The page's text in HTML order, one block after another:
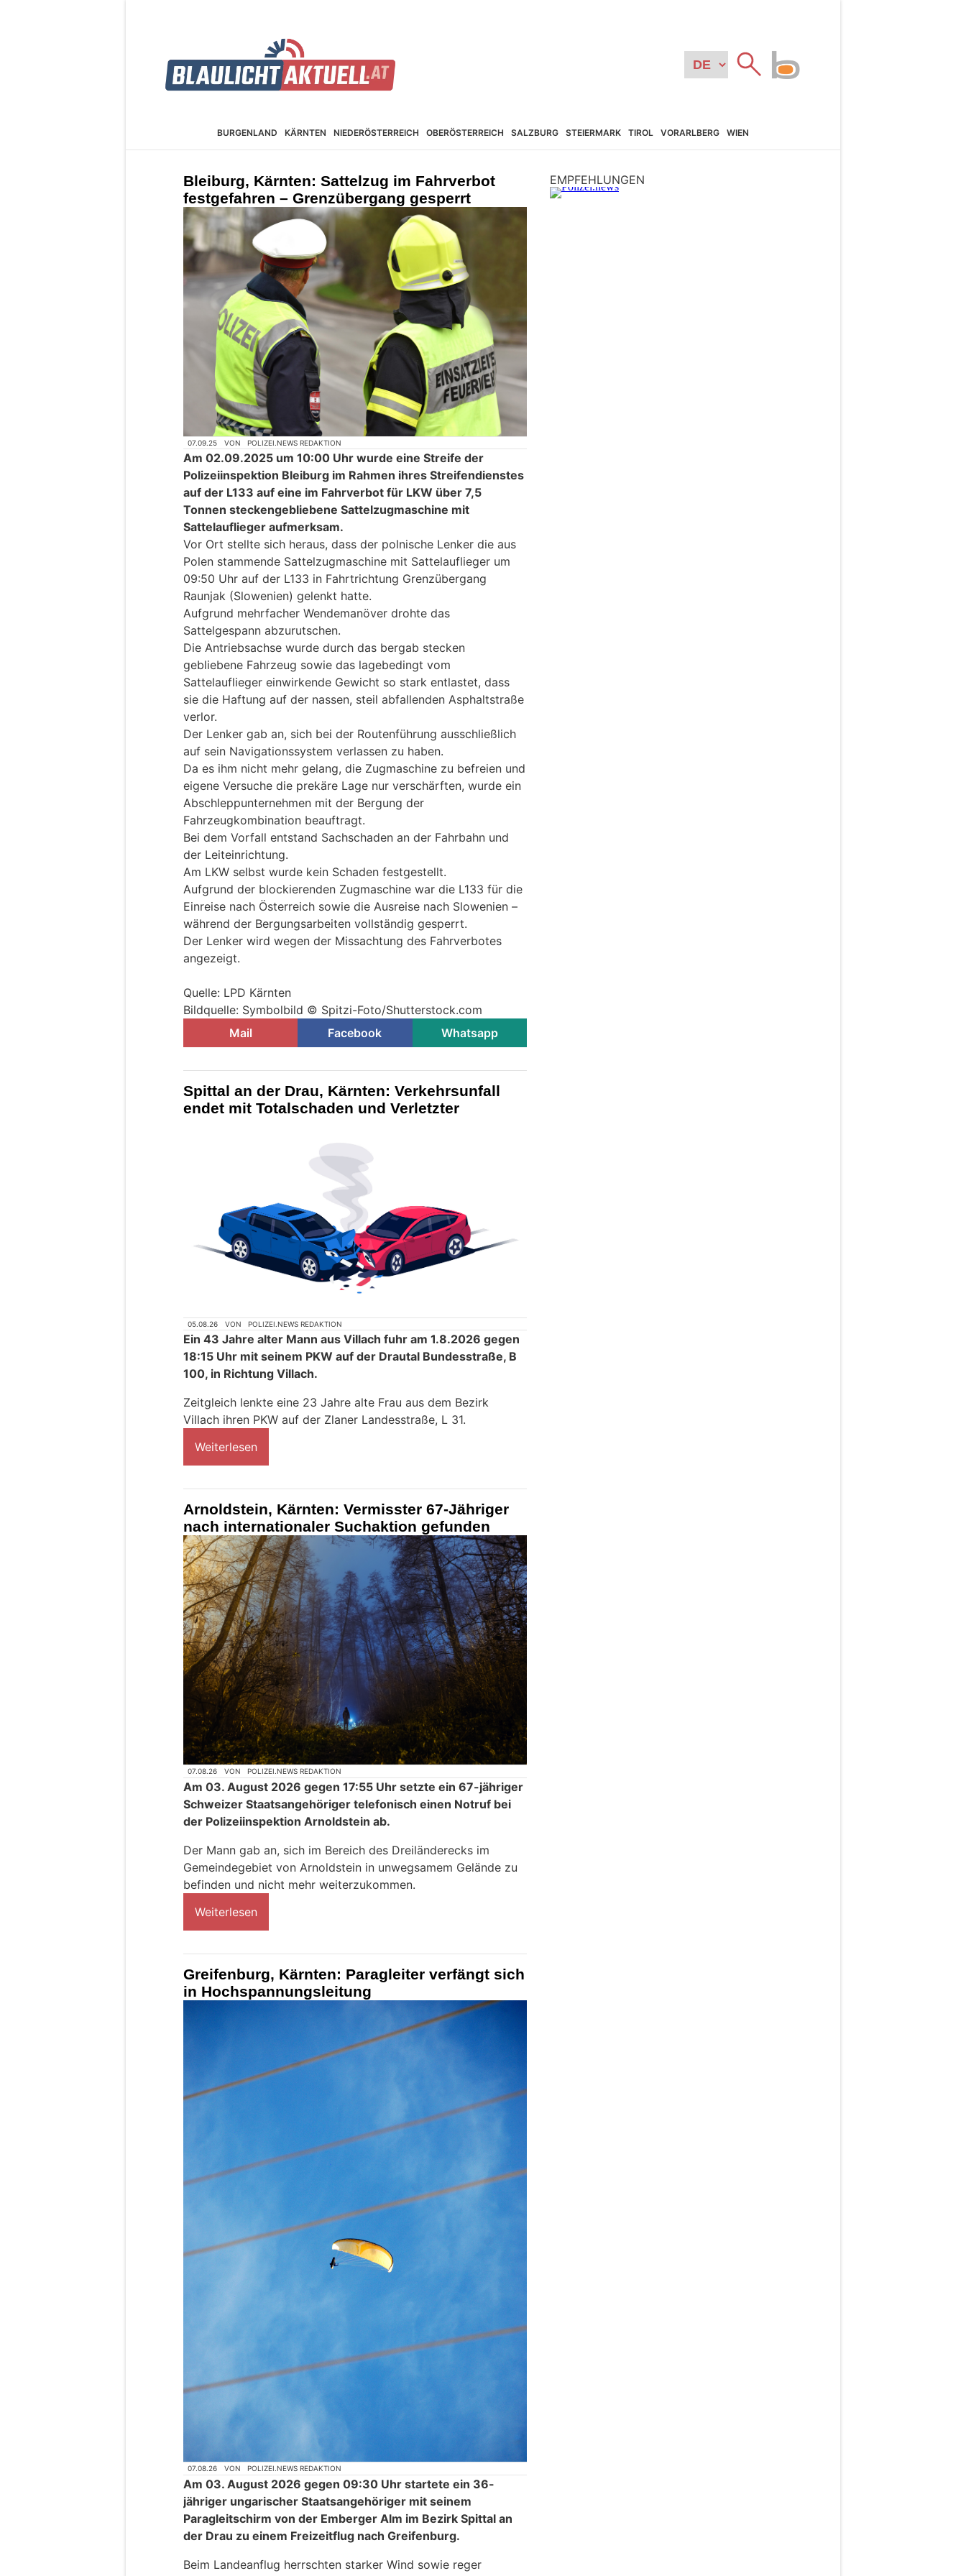
BURGEN­LAND KÄRNTEN NIEDER­ÖSTERREICH OBER­ÖSTERREICH SALZBURG STEIER­MARK TIROL VORARL­BERG WIEN
Bleiburg, Kärnten: Sattelzug im Fahrverbot
festgefahren – Grenzübergang gesperrt
07.09.25 VON POLIZEI.NEWS REDAKTION
Am 02.09.2025 um 10:00 Uhr wurde eine Streife der
Polizeiinspektion Bleiburg im Rahmen ihres Streifendienstes
auf der L133 auf eine im Fahrverbot für LKW über 7,5
Tonnen steckengebliebene Sattelzugmaschine mit
Sattelauflieger aufmerksam.
Vor Ort stellte sich heraus, dass der polnische Lenker die aus
Polen stammende Sattelzugmaschine mit Sattelauflieger um
09:50 Uhr auf der L133 in Fahrtrichtung Grenzübergang
Raunjak (Slowenien) gelenkt hatte.
Aufgrund mehrfacher Wendemanöver drohte das
Sattelgespann abzurutschen.
Die Antriebsachse wurde durch das bergab stecken
gebliebene Fahrzeug sowie das lagebedingt vom
Sattelauflieger einwirkende Gewicht so stark entlastet, dass
sie die Haftung auf der nassen, steil abfallenden Asphaltstraße
verlor.
Der Lenker gab an, sich bei der Routenführung ausschließlich
auf sein Navigationssystem verlassen zu haben.
Da es ihm nicht mehr gelang, die Zugmaschine zu befreien und
eigene Versuche die prekäre Lage nur verschärften, wurde ein
Abschleppunternehmen mit der Bergung der
Fahrzeugkombination beauftragt.
Bei dem Vorfall entstand Sachschaden an der Fahrbahn und
der Leiteinrichtung.
Am LKW selbst wurde kein Schaden festgestellt.
Aufgrund der blockierenden Zugmaschine war die L133 für die
Einreise nach Österreich sowie die Ausreise nach Slowenien –
während der Bergungsarbeiten vollständig gesperrt.
Der Lenker wird wegen der Missachtung des Fahrverbotes
angezeigt.
Quelle: LPD Kärnten
Bildquelle: Symbolbild © Spitzi-Foto/Shutterstock.com
Mail
Facebook Whatsapp
Spittal an der Drau, Kärnten: Verkehrsunfall
endet mit Totalschaden und Verletzter
05.08.26 VON POLIZEI.NEWS REDAKTION
Ein 43 Jahre alter Mann aus Villach fuhr am 1.8.2026 gegen
18:15 Uhr mit seinem PKW auf der Drautal Bundesstraße, B
100, in Richtung Villach.
Zeitgleich lenkte eine 23 Jahre alte Frau aus dem Bezirk
Villach ihren PKW auf der Zlaner Landesstraße, L 31.
Weiterlesen
Arnoldstein, Kärnten: Vermisster 67-Jähriger
nach internationaler Suchaktion gefunden
07.08.26 VON POLIZEI.NEWS REDAKTION
Am 03. August 2026 gegen 17:55 Uhr setzte ein 67-jähriger
Schweizer Staatsangehöriger telefonisch einen Notruf bei
der Polizeiinspektion Arnoldstein ab.
Der Mann gab an, sich im Bereich des Dreiländerecks im
Gemeindegebiet von Arnoldstein in unwegsamem Gelände zu
befinden und nicht mehr weiterzukommen.
Weiterlesen
Greifenburg, Kärnten: Paragleiter verfängt sich
in Hochspannungsleitung
07.08.26 VON POLIZEI.NEWS REDAKTION
Am 03. August 2026 gegen 09:30 Uhr startete ein 36-
jähriger ungarischer Staatsangehöriger mit seinem
Paragleitschirm von der Emberger Alm im Bezirk Spittal an
der Drau zu einem Freizeitflug nach Greifenburg.
Beim Landeanflug herrschten starker Wind sowie reger
EMPFEHLUNGEN